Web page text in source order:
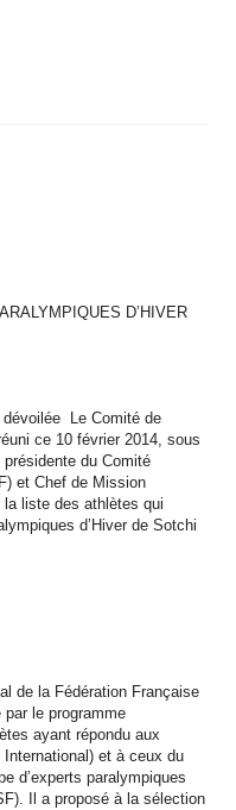
D’HIVER
dévoilée Le Comité de
ce 10 février 2014, sous
du Comité
et Chef de Mission
liste des athlètes qui
d’Hiver de Sotchi
de la Fédération Française
par le programme
ayant répondu aux
et à ceux du
d’experts paralympiques
Il a proposé à la sélection